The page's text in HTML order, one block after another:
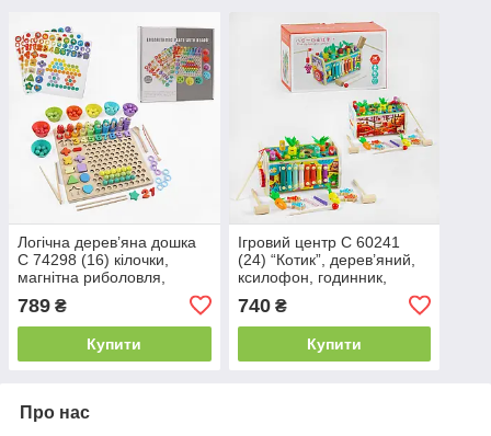
Логічна дерев’яна дошка
C 74298 (16) кілочки,
магнітна риболовля,
кульки, цифри, 3 картки,
аксесуари для гри, в
коробці
789 ₴
Купити
Ігровий центр C 60241
(24) “Котик”, дерев’яний,
ксилофон, годинник,
пальчикові ігри, у коробці
740₴
Купити
Про нас